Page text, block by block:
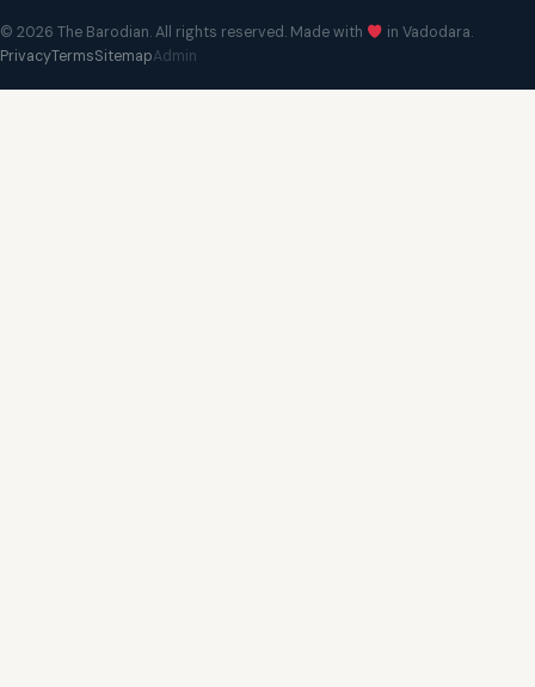
© 2026 The Barodian. All rights reserved. Made with
in Vadodara.
PrivacyTermsSitemapAdmin